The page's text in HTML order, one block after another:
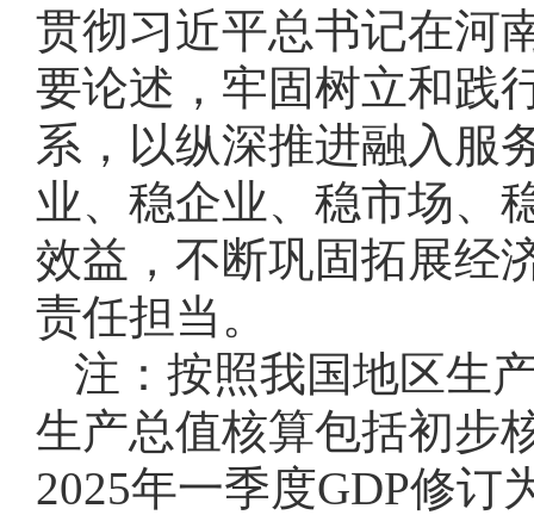
贯彻习近平总书记在河
要论述，牢固树立和践
系，以纵深推进融入服
业、稳企业、稳市场、
效益，不断巩固拓展经
责任担当。
注：按照我国地区生
生产总值核算包括初步
2025年一季度GDP修订